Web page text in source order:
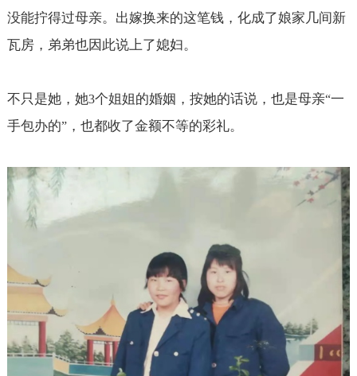
没能拧得过母亲。出嫁换来的这笔钱，化成了娘家几间新
瓦房，弟弟也因此说上了媳妇。
不只是她，她3个姐姐的婚姻，按她的话说，也是母亲“一
手包办的”，也都收了金额不等的彩礼。